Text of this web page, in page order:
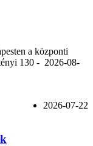
a központi
130 - 2026-08-
2026-07-22